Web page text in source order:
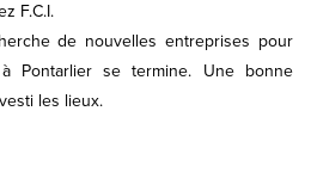
F.C.I.
de nouvelles entreprises pour
Pontarlier se termine. Une bonne
les lieux.